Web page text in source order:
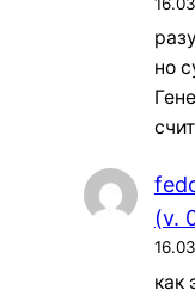
но
(v.
как